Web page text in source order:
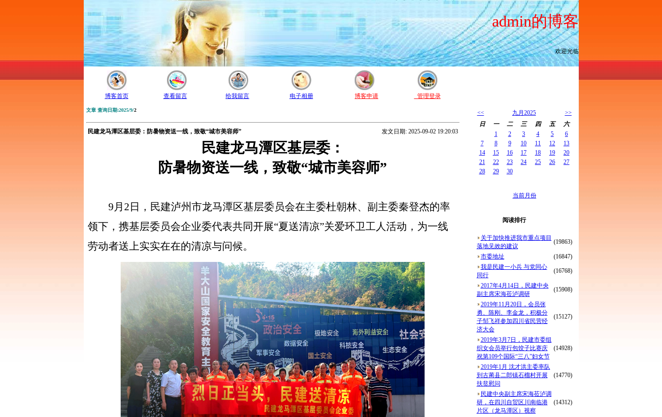
admin的博客
欢迎光临
博客首页 查看留言 给我留言 电子相册 博客申请 管理登录
文章 查询日期:2025/9/2
民建龙马潭区基层委：防暑物资送一线，致敬“城市美容师” 发文日期: 2025-09-02 19:20:03
民建龙马潭区基层委：
防暑物资送一线 ， 致敬“城市美容师”
9月2日，民建泸州市龙马潭区基层委员会在主委杜朝林、副主委秦登杰的率
领下，携基层委员会企业委代表共同开展“夏送清凉”关爱环卫工人活动，为一线
劳动者送上实实在在的清凉与问候。
<< 九月2025
>>
日
一 二 三 四 五
六
1
2 3 4 5
6
7
8 9 10 11 12
13
14
15 16 17 18 19
20
21
22 23 24 25 26
27
28
29 30
当前月份
阅读排行
关于加快推进我市重点项目
落地见效的建议
(19863)
市委地址
(16847)
我是民建一小兵 与党同心
同行
(16768)
2017年4月14日，民建中央
副主席宋海莅泸调研
(15908)
2019年11月20日，会员张
勇、陈刚、李金龙，积极分
子邹飞祥参加四川省民营经
济大会
(15127)
2019年3月7日，民建市委组
织女会员举行包饺子比赛庆
祝第109个国际“三八”妇女节
(14928)
2019年1月 沈才洪主委率队
到古蔺县二郎镇石榴村开展
扶贫慰问
(14770)
民建中央副主席宋海莅泸调
研，在四川自贸区川南临港
片区（龙马潭区）视察
(14312)